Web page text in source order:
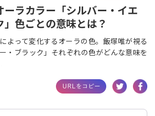
ーラカラー「シルバー・イエ
色ごとの意味とは？
よって変化するオーラの色。飯塚唯が視る
・ブラック」それぞれの色がどんな意味を